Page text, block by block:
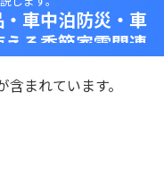
車中泊防災・車
る季節家電関連
含まれています。